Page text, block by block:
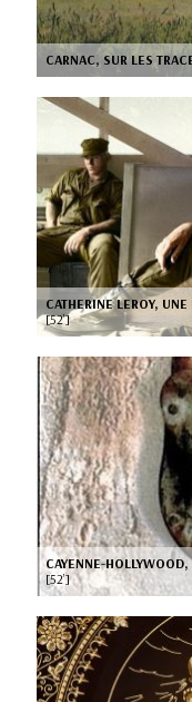
CARNAC, SUR LES
CATHERINE LEROY,
[52’]
CAYENNE-
[52’]